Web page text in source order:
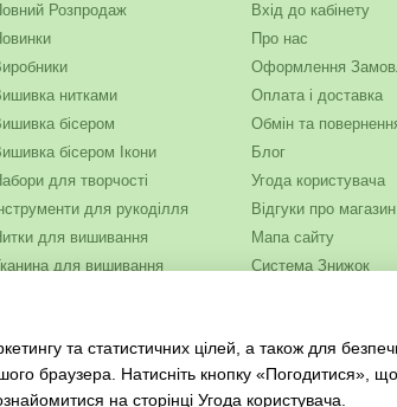
Розпродаж
нитками
бісером
бісером Ікони
для творчості
для рукоділля
для вишивання
для вишивання
для рукоділля
Вхід до кабінету
Про нас
Оформлення
Оплата і доставка
Обмін та
Блог
Угода користувача
Відгуки про магазин
Мапа сайту
Система Знижок
та статистичних цілей, а також для
браузера. Натисніть кнопку «Погодитися»,
на сторінці Угода користувача